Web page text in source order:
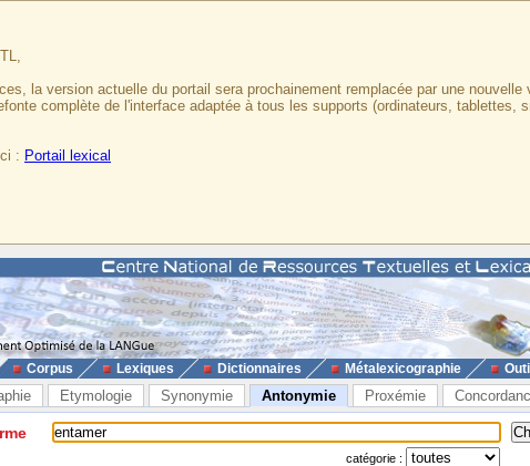
la version actuelle du portail sera prochainement remplacée par une nouvelle
complète de l'interface adaptée à tous les supports (ordinateurs, tablettes,
: Portail lexical
Corpus Lexiques Dictionnaires Métalexicographie
Etymologie Synonymie Antonymie Proxémie
catégorie :